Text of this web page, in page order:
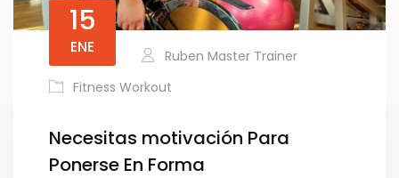
15
ENE
Ruben Master Trainer
Fitness Workout
Necesitas motivación Para
Ponerse En Forma